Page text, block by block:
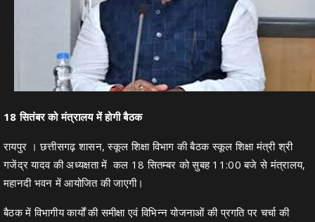
18 सितंबर को मंत्रालय में होगी बैठक
रायपुर । छत्तीसगढ़ शासन, स्कूल शिक्षा विभाग की बैठक स्कूल शिक्षा मंत्री श्री
गजेंद्र यादव की अध्यक्षता में कल 18 सितम्बर को सुबह 11:00 बजे से मंत्रालय,
महानदी भवन में आयोजित की जाएगी।
बैठक में विभागीय कार्यों की समीक्षा एवं विभिन्न योजनाओं की प्रगति पर चर्चा की